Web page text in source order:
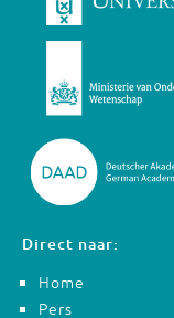
Direct naar:
Home
Pers